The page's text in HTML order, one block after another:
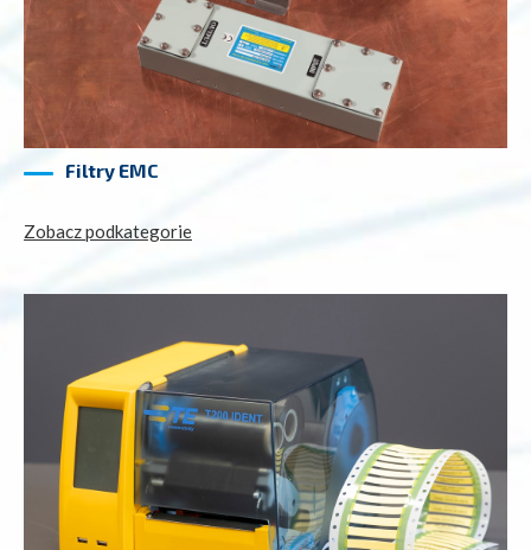
Filtry EMC
Zobacz podkategorie